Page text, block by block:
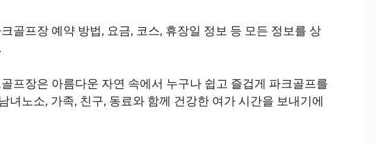
골프장 예약 방법, 요금, 코스, 휴장일 정보 등 모든 정보를 상
프장은 아름다운 자연 속에서 누구나 쉽고 즐겁게 파크골프를
녀노소, 가족, 친구, 동료와 함께 건강한 여가 시간을 보내기에